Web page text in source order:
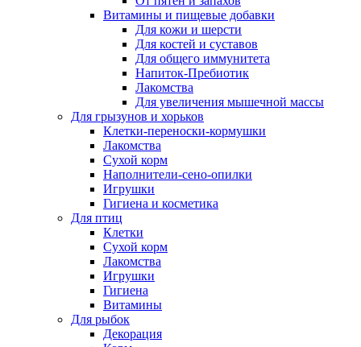
Витамины и пищевые добавки
Для кожи и шерсти
Для костей и суставов
Для общего иммунитета
Напиток-Пребиотик
Лакомства
Для увеличения мышечной массы
Для грызунов и хорьков
Клетки-переноски-кормушки
Лакомства
Сухой корм
Наполнители-сено-опилки
Игрушки
Гигиена и косметика
Для птиц
Клетки
Сухой корм
Лакомства
Игрушки
Гигиена
Витамины
Для рыбок
Декорация